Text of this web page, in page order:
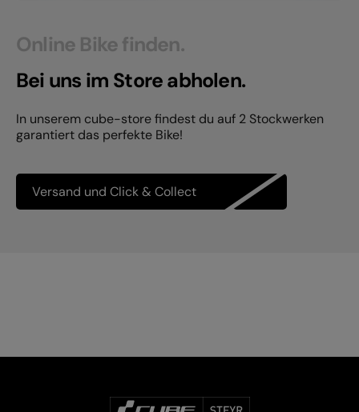
Online Bike finden.
Bei uns im Store abholen.
In unserem cube-store findest du auf 2 Stockwerken
garantiert das perfekte Bike!
Versand und Click & Collect